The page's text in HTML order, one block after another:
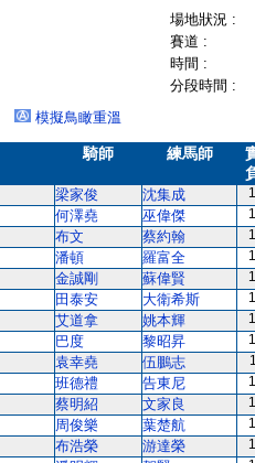
場地狀況 :
賽道 :
時間 :
分段時間 :
模擬鳥瞰重溫
騎師 練馬師
梁家俊 沈集成
何澤堯 巫偉傑
布文 蔡約翰
潘頓 羅富全
金誠剛 蘇偉賢
田泰安 大衛希斯
艾道拿 姚本輝
巴度 黎昭昇
袁幸堯 伍鵬志
班德禮 告東尼
蔡明紹 文家良
周俊樂 葉楚航
布浩榮 游達榮